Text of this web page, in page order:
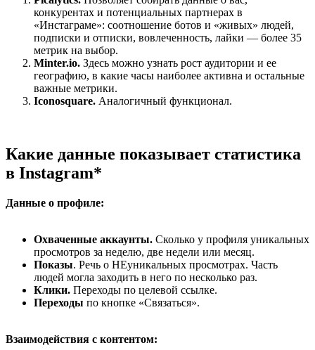
конкурентах и потенциальных партнерах в
«Инстаграме»: соотношение ботов и «живых» людей,
подписки и отписки, вовлеченность, лайки — более 35
метрик на выбор.
Minter.io. Здесь можно узнать рост аудитории и ее
географию, в какие часы наиболее активна и остальные
важные метрики.
Iconosquare. Аналогичный функционал.
Какие данные показывает статистика
в Instagram*
Данные о профиле:
Охваченные аккаунты. Сколько у профиля уникальных
просмотров за неделю, две недели или месяц.
Показы. Речь о НЕуникальных просмотрах. Часть
людей могла заходить в него по несколько раз.
Клики. Переходы по целевой ссылке.
Переходы по кнопке «Связаться».
Взаимодействия с контентом: